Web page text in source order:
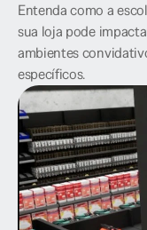
Entenda como a
sua loja pode
ambientes
específicos.